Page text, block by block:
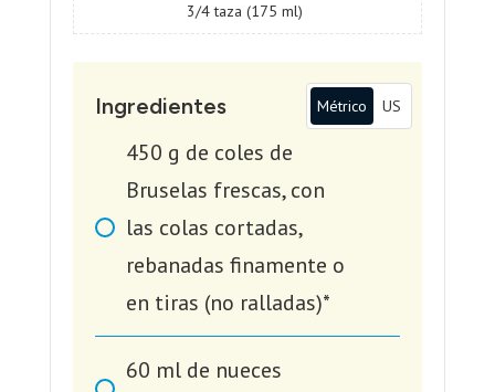
3/4 taza (175 ml)
Ingredientes Métrico US
450 g de coles de
Bruselas frescas, con
las colas cortadas,
rebanadas finamente o
en tiras (no ralladas)*
60 ml de nueces